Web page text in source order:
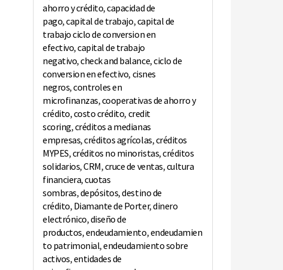
ahorro y crédito,capacidad de
pago,capital de trabajo,capital de
trabajo ciclo de conversion en
efectivo,capital de trabajo
negativo,check and balance,ciclo de
conversion en efectivo, cisnes
negros,controles en
microfinanzas,cooperativas de ahorro y
crédito,costo crédito, credit
scoring,créditos a medianas
empresas,créditos agrícolas,créditos
MYPES,créditos no minoristas,créditos
solidarios,CRM,cruce de ventas,cultura
financiera,cuotas
sombras,depósitos,destino de
crédito, Diamante de Porter,dinero
electrónico,diseño de
productos,endeudamiento,endeudamien
to patrimonial,endeudamiento sobre
activos,entidades de